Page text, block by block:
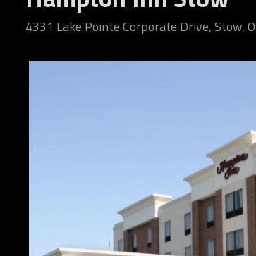
4331 Lake Pointe Corporate Drive, Stow,